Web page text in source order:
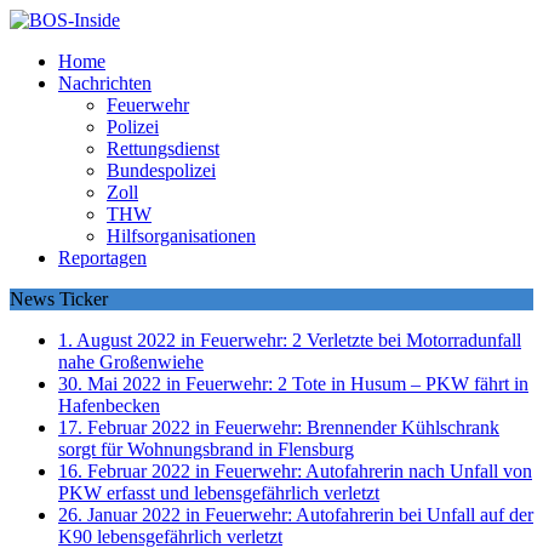
Home
Nachrichten
Feuerwehr
Polizei
Rettungsdienst
Bundespolizei
Zoll
THW
Hilfsorganisationen
Reportagen
News Ticker
1. August 2022 in Feuerwehr: 2 Verletzte bei Motorradunfall
nahe Großenwiehe
30. Mai 2022 in Feuerwehr: 2 Tote in Husum – PKW fährt in
Hafenbecken
17. Februar 2022 in Feuerwehr: Brennender Kühlschrank
sorgt für Wohnungsbrand in Flensburg
16. Februar 2022 in Feuerwehr: Autofahrerin nach Unfall von
PKW erfasst und lebensgefährlich verletzt
26. Januar 2022 in Feuerwehr: Autofahrerin bei Unfall auf der
K90 lebensgefährlich verletzt